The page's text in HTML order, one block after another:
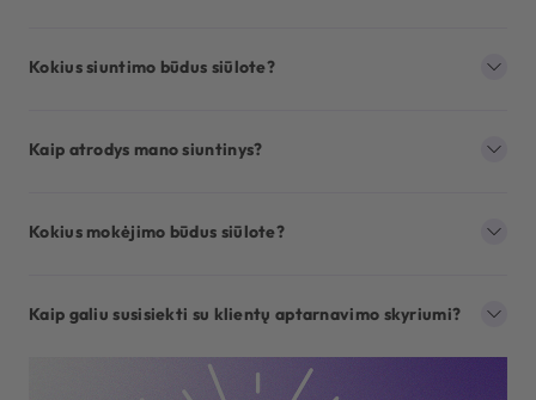
Kokius siuntimo būdus siūlote?
Kaip atrodys mano siuntinys?
Kokius mokėjimo būdus siūlote?
Kaip galiu susisiekti su klientų aptarnavimo skyriumi?